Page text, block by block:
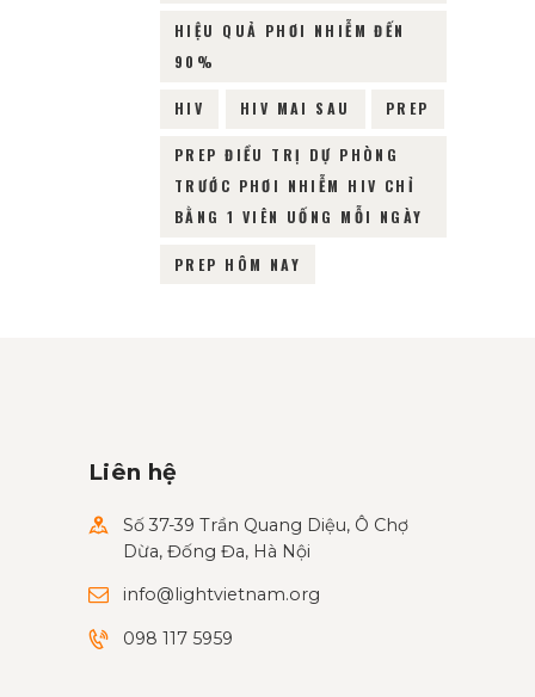
HIỆU QUẢ PHƠI NHIỄM ĐẾN
90%
HIV HIV MAI SAU PREP
PREP ĐIỀU TRỊ DỰ PHÒNG
TRƯỚC PHƠI NHIỄM HIV CHỈ
BẰNG 1 VIÊN UỐNG MỖI NGÀY
PREP HÔM NAY
Liên hệ
Số 37-39 Trần Quang Diệu, Ô Chợ
Dừa, Đống Đa, Hà Nội
info@lightvietnam.org
098 117 5959